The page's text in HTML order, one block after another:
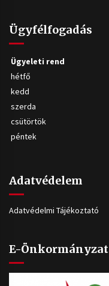
Ügyfélfogadás
Ügyeleti rend
hétfő
kedd
szerda
csütörtök
péntek
Adatvédelem
Adatvédelmi Tájékoztató
E-Önkormányzat